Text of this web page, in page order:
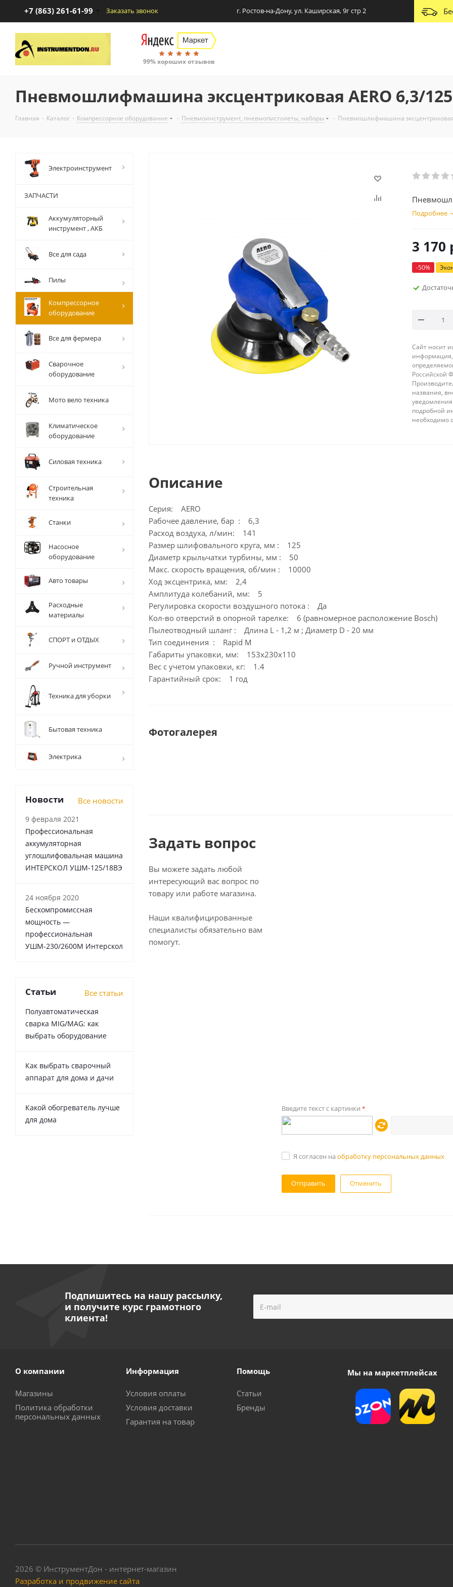
+7 (863) 261-61-99 Заказать звонок г. Ростов-на-Дону, ул. Каширская, 9г стр 2
99% хороших отзывов
Пневмошлифмашина эксцентриковая AERO 6,3/125
Главная - Каталог - Компрессорное оборудование - Пневмоинструмент, пневмопистолеты, наборы - Пневмошлифмашина эксцентриковая
Подробнее
3 170
-50%
Сайт носит
информация,
Российской
названия,
подробной
необходимо
Описание
Серия: AERO
Рабочее давление, бар : 6,3
Расход воздуха, л/мин: 141
Размер шлифовального круга, мм : 125
Диаметр крыльчатки турбины, мм : 50
Макс. скорость вращения, об/мин : 10000
Ход эксцентрика, мм: 2,4
Амплитуда колебаний, мм: 5
Регулировка скорости воздушного потока : Да
Кол-во отверстий в опорной тарелке: 6 (равномерное расположение Bosch)
Пылеотводный шланг : Длина L - 1,2 м ; Диаметр D - 20 мм
Тип соединения : Rapid M
Габариты упаковки, мм: 153х230х110
Вес с учетом упаковки, кг: 1.4
Гарантийный срок: 1 год
Фотогалерея
Задать вопрос
Вы можете задать любой
интересующий вас вопрос по
товару или работе магазина.
Наши квалифицированные
специалисты обязательно вам
помогут.
Введите текст с картинки *
Я согласен на обработку персональных данных
Отменить
Электроинструмент
ЗАПЧАСТИ
Аккумуляторный
инструмент , АКБ
Все для сада
Пилы
Компрессорное
оборудование
Все для фермера
Сварочное
оборудование
Мото вело техника
Климатическое
оборудование
Силовая техника
Строительная
техника
Станки
Насосное
оборудование
Авто товары
Расходные
материалы
СПОРТ и ОТДЫХ
Ручной инструмент
Техника для уборки
Бытовая техника
Электрика
Новости Все новости
9 февраля 2021
Профессиональная
аккумуляторная
углошлифовальная машина
ИНТЕРСКОЛ УШМ-125/18ВЭ
24 ноября 2020
Бескомпромиссная
мощность —
профессиональная
УШМ-230/2600М Интерскол
Статьи Все статьи
Полуавтоматическая
сварка MIG/MAG: как
выбрать оборудование
Как выбрать сварочный
аппарат для дома и дачи
Какой обогреватель лучше
для дома
Подпишитесь на нашу рассылку,
и получите курс грамотного
клиента!
О компании
Магазины
Политика обработки
персональных данных
Информация
Условия оплаты
Условия доставки
Гарантия на товар
Помощь
Статьи
Бренды
Мы на маркетплейсах
2026 © ИнструментДон - интернет-магазин
Разработка и продвижение сайта